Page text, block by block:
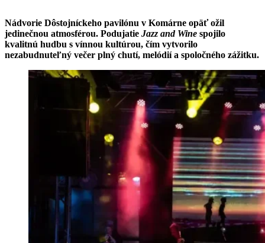
Nádvorie Dôstojníckeho pavilónu v Komárne opäť ožil
jedinečnou atmosférou. Podujatie Jazz and Wine spojilo
kvalitnú hudbu s vínnou kultúrou, čím vytvorilo
nezabudnuteľný večer plný chutí, melódií a spoločného zážitku.